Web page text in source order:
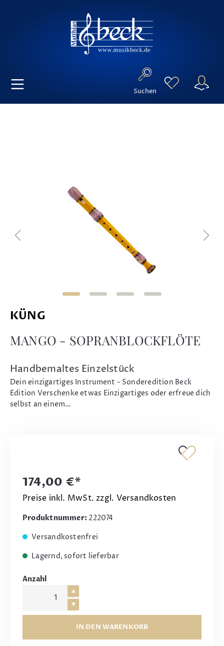
Suchen
KÜNG
MANGO - SOPRANBLOCKFLÖTE
Handbemaltes Einzelstück
Dein einzigartiges Instrument - Sonderedition Beck
Edition Verschenke etwas Einzigartiges oder erfreue dich
selbst an einem…
174,00 €*
Preise inkl. MwSt. zzgl. Versandkosten
Produktnummer: 222074
Versandkostenfrei
Lagernd, sofort lieferbar
Anzahl
IN DEN WARENKORB